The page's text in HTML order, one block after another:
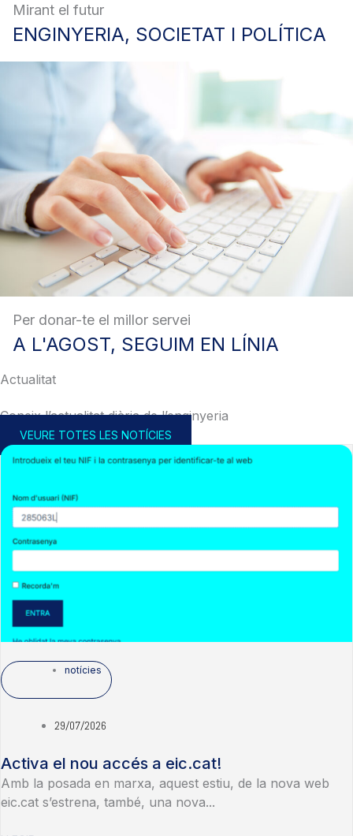
Mirant el futur
ENGINYERIA, SOCIETAT I POLÍTICA
Per donar-te el millor servei
A L'AGOST, SEGUIM EN LÍNIA
Actualitat
Coneix l’actualitat diària de l’enginyeria
VEURE TOTES LES NOTÍCIES
notícies
29/07/2026
Activa el nou accés a eic.cat!
Amb la posada en marxa, aquest estiu, de la nova web
eic.cat s’estrena, també, una nova...